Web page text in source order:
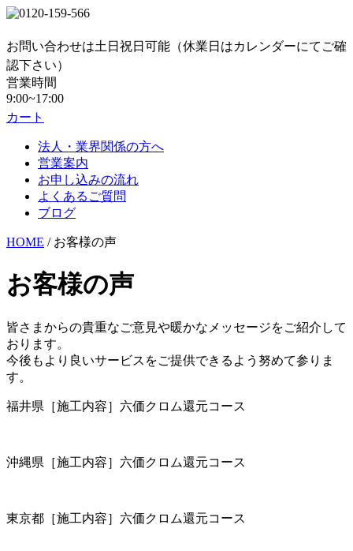
お問い合わせは土日祝日可能（休業日はカレンダーにてご確
認下さい）
営業時間
9:00~17:00
カート
法人・業界関係の方へ
営業案内
お申し込みの流れ
よくあるご質問
ブログ
HOME / お客様の声
お客様の声
皆さまからの貴重なご意見や暖かなメッセージをご紹介して
おります。
今後もより良いサービスをご提供できるよう努めて参りま
す。
福井県［施工内容］六価クロム還元コース
沖縄県［施工内容］六価クロム還元コース
東京都［施工内容］六価クロム還元コース